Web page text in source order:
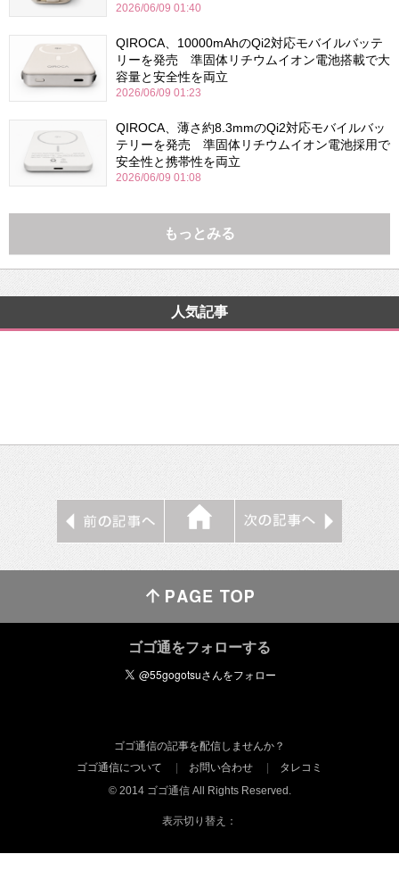
2026/06/09 01:40
QIROCA、10000mAhのQi2対応モバイルバッテ
リーを発売 準固体リチウムイオン電池搭載で大
容量と安全性を両立
2026/06/09 01:23
QIROCA、薄さ約8.3mmのQi2対応モバイルバッ
テリーを発売 準固体リチウムイオン電池採用で
安全性と携帯性を両立
2026/06/09 01:08
もっとみる
人気記事
ゴゴ通をフォローする
ゴゴ通信の記事を配信しませんか？
ゴゴ通信について
お問い合わせ
タレコミ
© 2014 ゴゴ通信 All Rights Reserved.
表示切り替え：